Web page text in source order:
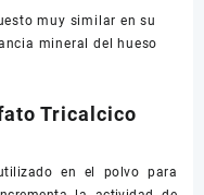
muy similar en su
mineral del hueso
Tricalcico
en el polvo para